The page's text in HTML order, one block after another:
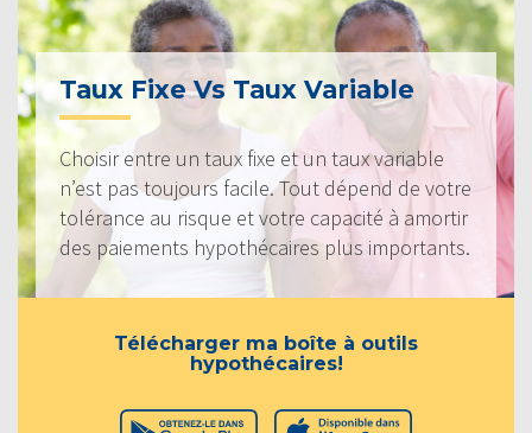
Taux Fixe Vs Taux Variable
Choisir entre un taux fixe et un taux variable
n’est pas toujours facile. Tout dépend de votre
tolérance au risque et votre capacité à amortir
des paiements hypothécaires plus importants.
Télécharger ma boîte à outils
hypothécaires!